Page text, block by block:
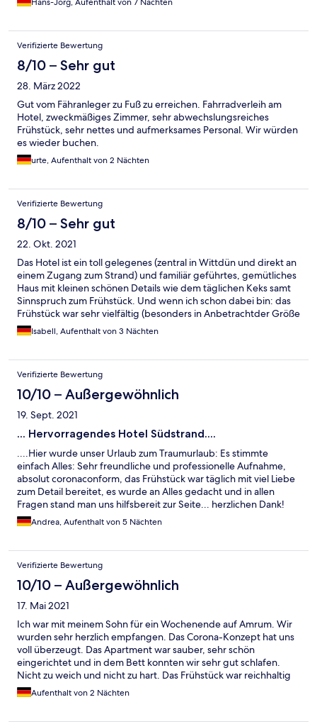
Hans-Jörg, Aufenthalt von 7 Nächten
Verifizierte Bewertung
8/10 – Sehr gut
28. März 2022
Gut vom Fähranleger zu Fuß zu erreichen. Fahrradverleih am
Hotel, zweckmäßiges Zimmer, sehr abwechslungsreiches
Frühstück, sehr nettes und aufmerksames Personal. Wir würden
es wieder buchen.
urte, Aufenthalt von 2 Nächten
Verifizierte Bewertung
8/10 – Sehr gut
22. Okt. 2021
Das Hotel ist ein toll gelegenes (zentral in Wittdün und direkt an
einem Zugang zum Strand) und familiär geführtes, gemütliches
Haus mit kleinen schönen Details wie dem täglichen Keks samt
Sinnspruch zum Frühstück. Und wenn ich schon dabei bin: das
Frühstück war sehr vielfältig (besonders in Anbetrachtder Größe
des Hauses), lecker und ansprechend gestaltet. Zu verbessern
ist auf jeden Fall die WLAN-Qualität auf den Zimmern, da man
auf dem extra eingepackten Laptop fiel also flach. Aber lesen ist
ja auch schön. :)
Isabell, Aufenthalt von 3 Nächten
Verifizierte Bewertung
10/10 – Außergewöhnlich
19. Sept. 2021
... Hervorragendes Hotel Südstrand....
....Hier wurde unser Urlaub zum Traumurlaub: Es stimmte
einfach Alles: Sehr freundliche und professionelle Aufnahme,
absolut coronaconform, das Frühstück war täglich mit viel Liebe
zum Detail bereitet, es wurde an Alles gedacht und in allen
Fragen stand man uns hilfsbereit zur Seite... herzlichen Dank!
Andrea, Aufenthalt von 5 Nächten
Verifizierte Bewertung
10/10 – Außergewöhnlich
17. Mai 2021
Ich war mit meinem Sohn für ein Wochenende auf Amrum. Wir
wurden sehr herzlich empfangen. Das Corona-Konzept hat uns
voll überzeugt. Das Apartment war sauber, sehr schön
eingerichtet und in dem Bett konnten wir sehr gut schlafen.
Nicht zu weich und nicht zu hart. Das Frühstück war reichhaltig
und sehr gut. Wir haben uns sehr wohl gefühlt und werden bei
einem nächsten Aufenthalt bestimmt wieder dieses Hotel
Aufenthalt von 2 Nächten